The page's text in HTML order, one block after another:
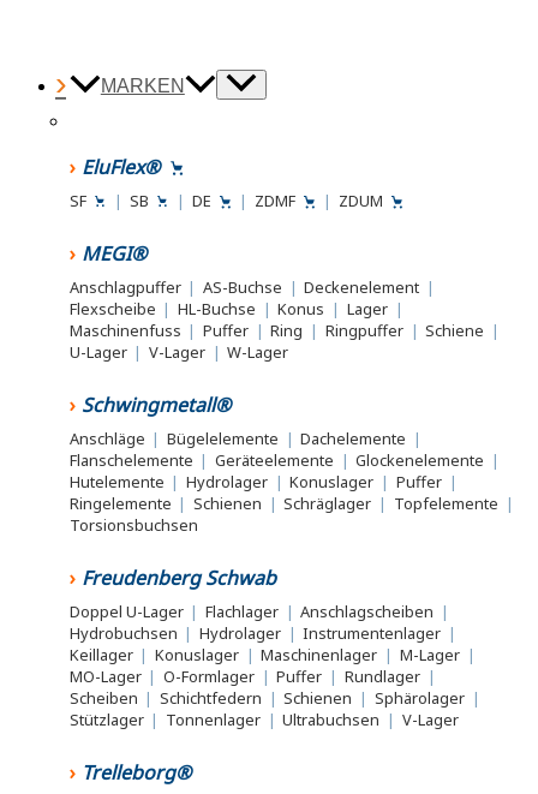
MARKEN
EluFlex®
SF | SB | DE | ZDMF | ZDUM
MEGI®
Anschlagpuffer | AS-Buchse | Deckenelement |
Flexscheibe | HL-Buchse | Konus | Lager |
Maschinenfuss | Puffer | Ring | Ringpuffer | Schiene |
U-Lager | V-Lager | W-Lager
Schwingmetall®
Anschläge | Bügelelemente | Dachelemente |
Flanschelemente | Geräteelemente | Glockenelemente |
Hutelemente | Hydrolager | Konuslager | Puffer |
Ringelemente | Schienen | Schräglager | Topfelemente |
Torsionsbuchsen
Freudenberg Schwab
Doppel U-Lager | Flachlager | Anschlagscheiben |
Hydrobuchsen | Hydrolager | Instrumentenlager |
Keillager | Konuslager | Maschinenlager | M-Lager |
MO-Lager | O-Formlager | Puffer | Rundlager |
Scheiben | Schichtfedern | Schienen | Sphärolager |
Stützlager | Tonnenlager | Ultrabuchsen | V-Lager
Trelleborg®